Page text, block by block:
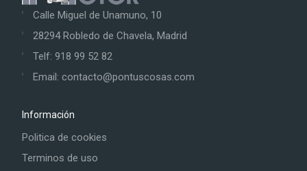
Calle Miguel de Unamuno, 10
28294 Robledo de Chavela, Madrid
Telf: 918 99 52 82
Email: contacto@pontuscosas.com
Información
Politica de cookies
Terminos de uso